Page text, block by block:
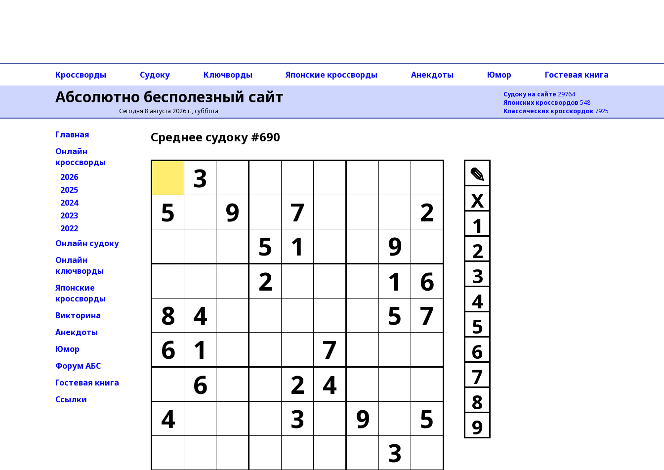
Абсолютно бесполезный сайт
Сегодня 8 августа 2026 г., суббота
Судоку на сайте 29764
Японских кроссвордов 548
Классических кроссвордов 7925
Кроссворды Судоку Ключворды Японские кроссворды Анекдоты Юмор Гостевая книга
Главная
Онлайн
кроссворды
2026
2025
2024
2023
2022
Онлайн судоку
Онлайн
ключворды
Японские
кроссворды
Викторина
Анекдоты
Юмор
Форум АБС
Гостевая книга
Ссылки
Среднее cудоку #690
3
5
9 7
2
5
1
9
2
1
6
8 4 5 7
6 1
7
6
2 4
4
3 9
5
3
✎
X
1
2
3
4
5
6
7
8
9